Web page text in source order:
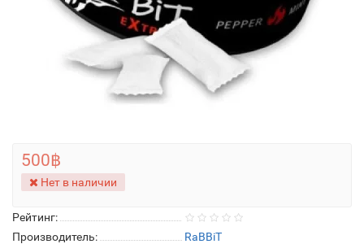
Рейтинг:
Производитель:
RaBBiT
500฿
Нет в наличии